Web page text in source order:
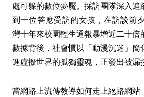
處可躲的數位夢魘。採訪團隊深入追
到一位答應受訪的女孩，在訪談前
灣十年來校園輕生通報暴增近二十倍
數據背後，社會慣以「動漫沉迷」簡
進虛擬世界的孤獨靈魂，正發出被漏
當網路上流傳教導如何走上絕路網站